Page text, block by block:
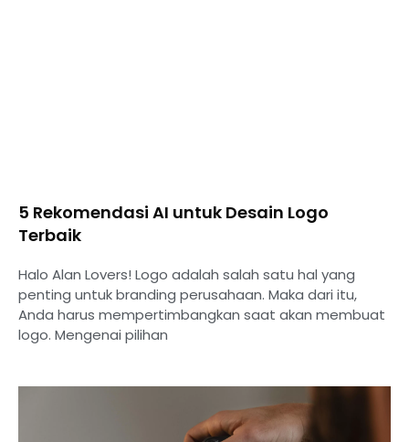
5 Rekomendasi AI untuk Desain Logo
Terbaik
Halo Alan Lovers! Logo adalah salah satu hal yang
penting untuk branding perusahaan. Maka dari itu,
Anda harus mempertimbangkan saat akan membuat
logo. Mengenai pilihan